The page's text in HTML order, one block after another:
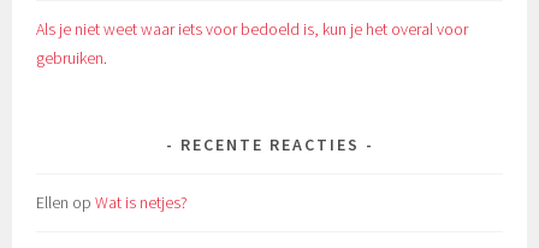
Als je niet weet waar iets voor bedoeld is, kun je het overal voor
gebruiken.
RECENTE REACTIES
Ellen opWat is netjes?